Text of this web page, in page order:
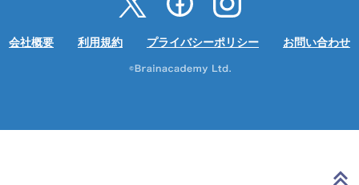
会社概要 利用規約 プライバシーポリシー お問い合わせ